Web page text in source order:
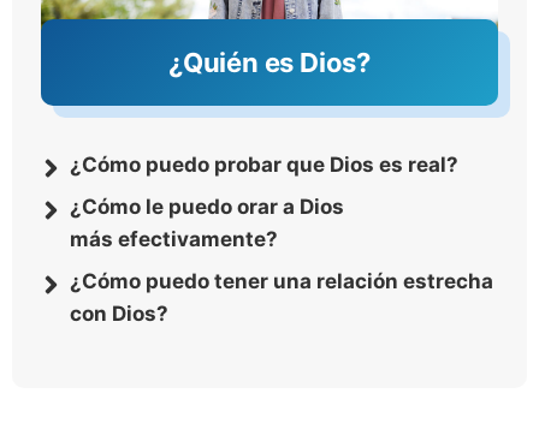
¿Quién es Dios?
¿Cómo puedo probar que Dios es real?
¿Cómo le puedo orar a Dios
más efectivamente?
¿Cómo puedo tener una relación estrecha
con Dios?